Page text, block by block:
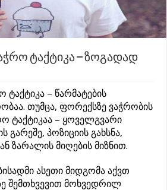
ტაქტიკა – ზოგადად
ტაქტიკა – წარმატების
თუმცა, ფორექსზე ვაჭრობის
ტაქტიკაა – ყოველგვარი
გარეშე, პოზიციის გახსნა,
ზარალის მიღების მიზნით.
ასეთი მიდგომა აქვთ
შემთხვევით მოხვედრილ